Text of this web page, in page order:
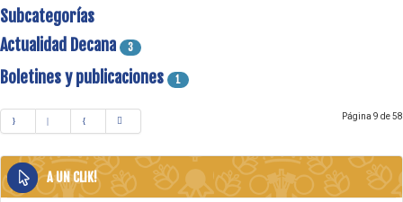
Subcategorías
Actualidad Decana
3
Boletines y publicaciones 1
Página 9 de 58
A UN CLIK!